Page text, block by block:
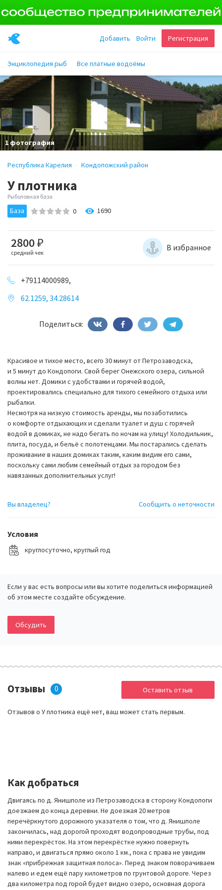
Регистрация
Войти
Добавить
Энциклопедия рыб Все платные водоёмы
1 фотография
Республика Карелия Кондопожский район
У плотника
Рыболовная база
База 0 1690
2800₽
средний чек
В избранное
+79114000989,
62.1259, 34.28614
Поделиться:
Красивое и тихое место, всего 30 минут от Петрозаводска,
и 5 минут до Кондопоги. Свой берег Онежского озера, сильной
волны нет. Домики с удобствами и горячей водой,
проектировались специально для тихого семейного отдыха или
рыбалки.
Несмотря на низкую стоимость аренды, мы позаботились
о комфорте отдыхающих и сделали туалет и душ с горячей
водой в домиках, не надо бегать по ночам на улицу! Холодильник,
плита, посуда, и бельё с полотенцами. Мы постарались сделать
проживание в наших домиках таким, каким видим его сами,
поскольку сами любим семейный отдых за городом без
навязанных дополнительных услуг!
Вы владелец? Сообщить о неточности
Условия
круглосуточно, круглый год
Если у вас есть вопросы или вы хотите поделиться информацией
об этом месте создайте обсуждение.
Обсудить
Отзывы 0
Отзывов о У плотника ещё нет, ваш может стать первым.
Оставить отзыв
Как добраться
Двигаясь по д. Янишполе из Петрозаводска в сторону Кондопоги
доезжаем до конца деревни. Не доезжая 20 метров
перечёркнутого дорожного указателя о том, что д. Янишполе
закончилась, над дорогой проходят водопроводные трубы, под
ними перекрёсток. На этом перекрёстке нужно повернуть
направо, и двигаться прямо около 1 км., пока с права не увидим
знак «прибрежная защитная полоса». Перед знаком поворачиваем
налево и едем ещё пару километров по грунтовой дороге. Через
два километра под горой будет видно озеро, основная дорога